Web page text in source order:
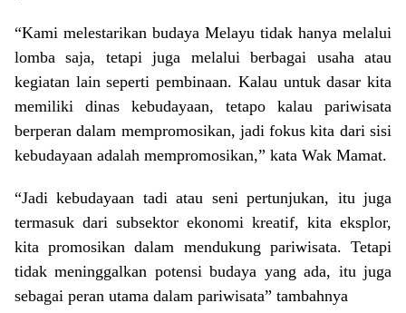
“Kami melestarikan budaya Melayu tidak hanya melalui
lomba saja, tetapi juga melalui berbagai usaha atau
kegiatan lain seperti pembinaan. Kalau untuk dasar kita
memiliki dinas kebudayaan, tetapo kalau pariwisata
berperan dalam mempromosikan, jadi fokus kita dari sisi
kebudayaan adalah mempromosikan,” kata Wak Mamat.
“Jadi kebudayaan tadi atau seni pertunjukan, itu juga
termasuk dari subsektor ekonomi kreatif, kita eksplor,
kita promosikan dalam mendukung pariwisata. Tetapi
tidak meninggalkan potensi budaya yang ada, itu juga
sebagai peran utama dalam pariwisata” tambahnya